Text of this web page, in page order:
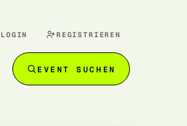
LOGIN REGISTRIEREN
EVENT SUCHEN